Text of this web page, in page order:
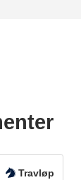
Travløp